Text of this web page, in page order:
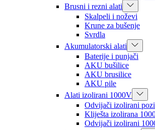
Brusni i rezni alati
Skalpeli i noževi
Krune za bušenje
Svrdla
Akumulatorski alati
Baterije i punjači
AKU bušilice
AKU brusilice
AKU pile
Alati izolirani 1000V
Odvijači izolirani
Kliješta izolirana
Odvijači izolirani